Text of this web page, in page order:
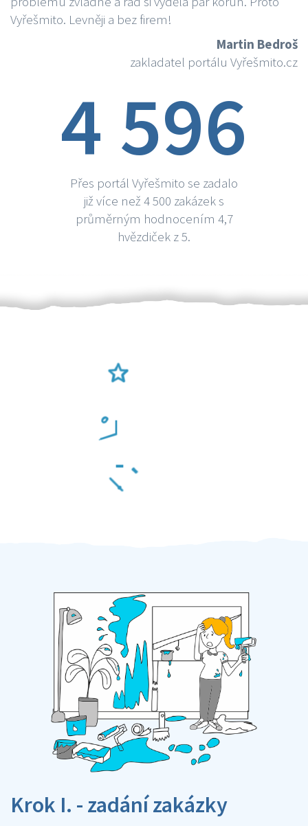
Vyřešmito. Levněji a bez firem!
Martin Bedroš
zakladatel portálu Vyřešmito.cz
4 596
Přes portál Vyřešmito se zadalo
již více než 4 500 zakázek s
průměrným hodnocením 4,7
hvězdiček z 5.
Krok I. - zadání zakázky